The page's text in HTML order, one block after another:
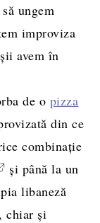
ungem
improviza
avem în
de o pizza
din ce
combinație
și până la un
libaneză
chiar și